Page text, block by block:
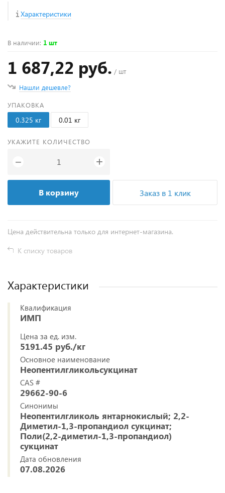
Характеристики
В наличии: 1 шт
1 687,22 руб. / шт
Нашли дешевле?
УПАКОВКА
0.325 кг 0.01 кг
УКАЖИТЕ КОЛИЧЕСТВО
− +
В корзину Заказ в 1 клик
Цена действительна только для интернет-магазина.
К списку товаров
Характеристики
Квалификация
ИМП
Цена за ед. изм.
5191.45 руб./кг
Основное наименование
Неопентилгликольсукцинат
CAS #
29662-90-6
Синонимы
Неопентилгликоль янтарнокислый; 2,2-
Диметил-1,3-пропандиол сукцинат;
Поли(2,2-диметил-1,3-пропандиол)
сукцинат
Дата обновления
07.08.2026